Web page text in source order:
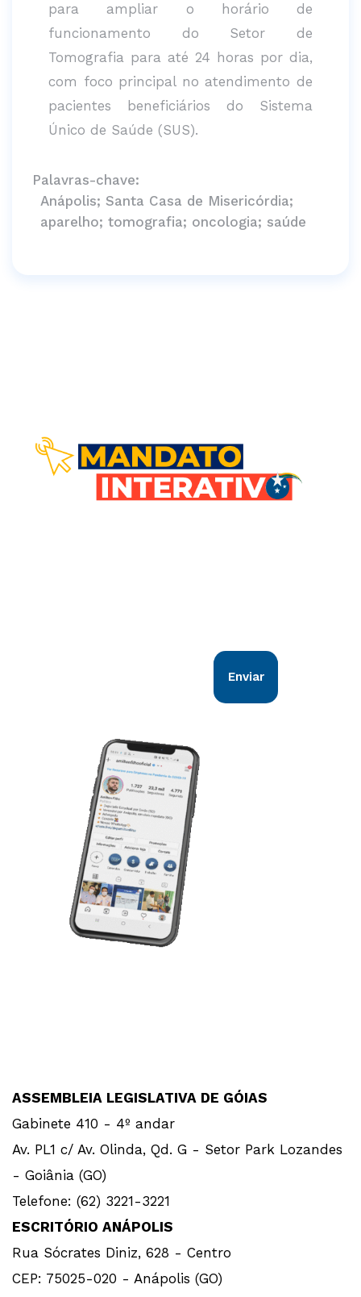
para ampliar o horário de
funcionamento do Setor de
Tomografia para até 24 horas por dia,
com foco principal no atendimento de
pacientes beneficiários do Sistema
Único de Saúde (SUS).
Palavras-chave:
Anápolis; Santa Casa de Misericórdia;
aparelho; tomografia; oncologia; saúde
Enviar
ASSEMBLEIA LEGISLATIVA DE GÓIAS
Gabinete 410 - 4º andar
Av. PL1 c/ Av. Olinda, Qd. G - Setor Park Lozandes
- Goiânia (GO)
Telefone: (62) 3221-3221
ESCRITÓRIO ANÁPOLIS
Rua Sócrates Diniz, 628 - Centro
CEP: 75025-020 - Anápolis (GO)